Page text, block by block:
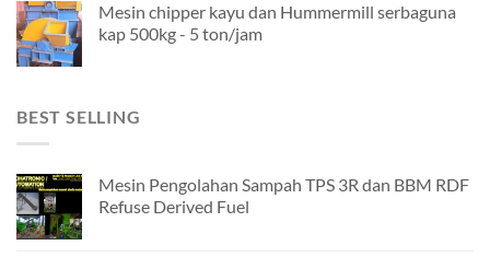
Mesin chipper kayu dan Hummermill serbaguna
kap 500kg - 5 ton/jam
BEST SELLING
Mesin Pengolahan Sampah TPS 3R dan BBM RDF
Refuse Derived Fuel